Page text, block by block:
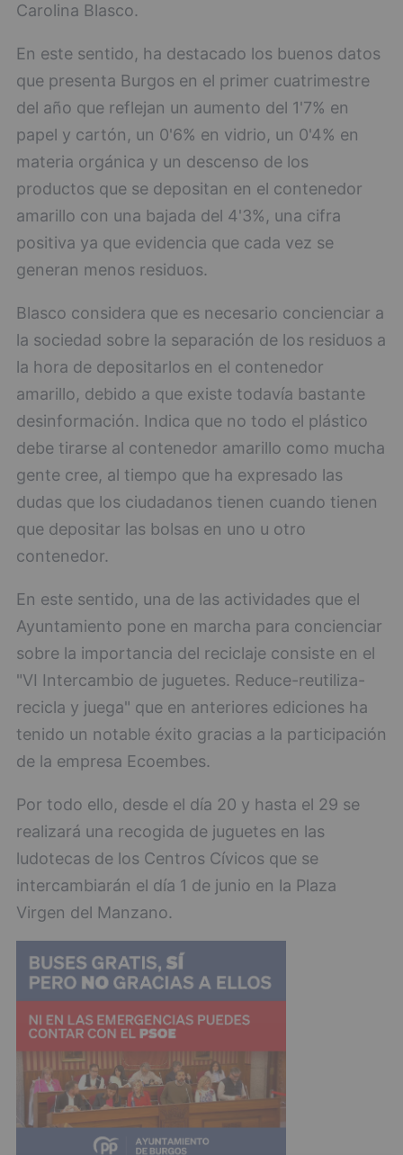
Carolina Blasco.
En este sentido, ha destacado los buenos datos
que presenta Burgos en el primer cuatrimestre
del año que reflejan un aumento del 1'7% en
papel y cartón, un 0'6% en vidrio, un 0'4% en
materia orgánica y un descenso de los
productos que se depositan en el contenedor
amarillo con una bajada del 4'3%, una cifra
positiva ya que evidencia que cada vez se
generan menos residuos.
Blasco considera que es necesario concienciar a
la sociedad sobre la separación de los residuos a
la hora de depositarlos en el contenedor
amarillo, debido a que existe todavía bastante
desinformación. Indica que no todo el plástico
debe tirarse al contenedor amarillo como mucha
gente cree, al tiempo que ha expresado las
dudas que los ciudadanos tienen cuando tienen
que depositar las bolsas en uno u otro
contenedor.
En este sentido, una de las actividades que el
Ayuntamiento pone en marcha para concienciar
sobre la importancia del reciclaje consiste en el
"VI Intercambio de juguetes. Reduce-reutiliza-
recicla y juega" que en anteriores ediciones ha
tenido un notable éxito gracias a la participación
de la empresa Ecoembes.
Por todo ello, desde el día 20 y hasta el 29 se
realizará una recogida de juguetes en las
ludotecas de los Centros Cívicos que se
intercambiarán el día 1 de junio en la Plaza
Virgen del Manzano.